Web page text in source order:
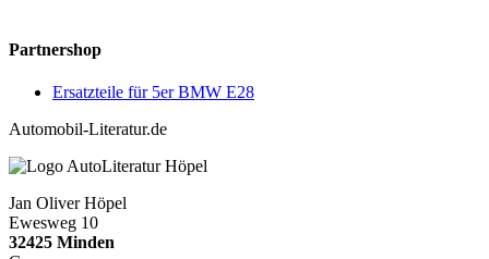
Partnershop
Ersatzteile für 5er BMW E28
Automobil-Literatur.de
Jan Oliver Höpel
Ewesweg 10
32425 Minden